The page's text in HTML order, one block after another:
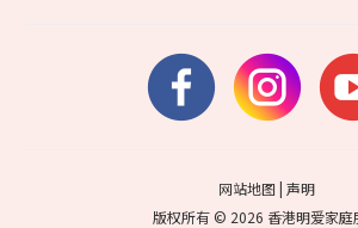
网站地图 |声明
版权所有 © 2026 香港明爱家庭